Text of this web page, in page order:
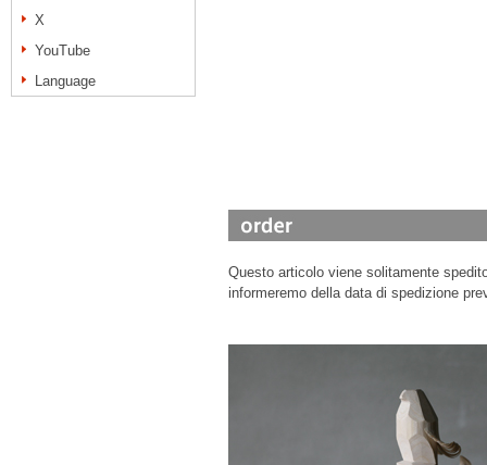
X
YouTube
Language
Questo articolo viene solitamente
informeremo della data di spedizione